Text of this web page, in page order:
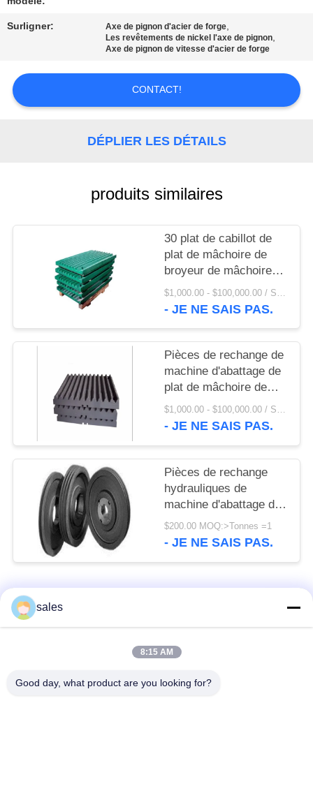
QUALITÉ
CONTACTEZ-
NOUS
PRIVACY
POLICY
Surligner: Axe de pignon d'acier de forge,
Les revêtements de nickel l'axe de pignon,
Axe de pignon de vitesse d'acier de forge
CONTACT!
DÉPLIER LES DÉTAILS
produits similaires
30 plat de cabillot de
plat de mâchoire de
broyeur de mâchoire
d'acier au manganèse
de la dent Mn13Cr2
$1,000.00 - $100,000.00 / Set MOQ:1 ensemble/ensembles
- JE NE SAIS PAS.
Pièces de rechange de
machine d'abattage de
plat de mâchoire de
plat de revêtement de
broyeur de mâchoire
$1,000.00 - $100,000.00 / Set MOQ:1 ensemble/ensembles
- JE NE SAIS PAS.
Pièces de rechange
hydrauliques de
machine d'abattage de
roues de poulie de
broyeur de cône de
$200.00 MOQ:>Tonnes =1
- JE NE SAIS PAS.
Catégories populaires
Pignon biseauté
vitesse de périmètre
Bâtis et pièces
sales
8:15 AM
Good day, what product are you looking for?